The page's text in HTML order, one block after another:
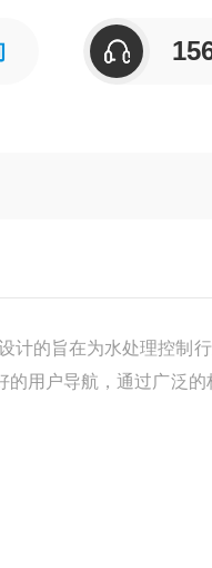
计的旨在为水处理控制
用户导航，通过广泛